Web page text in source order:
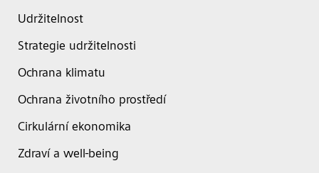
Udržitelnost
Strategie udržitelnosti
Ochrana klimatu
Ochrana životního prostředí
Cirkulární ekonomika
Zdraví a well-being